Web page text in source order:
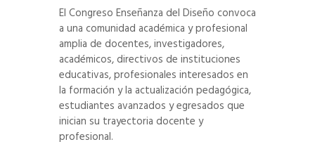
El Congreso Enseñanza del Diseño convoca
a una comunidad académica y profesional
amplia de docentes, investigadores,
académicos, directivos de instituciones
educativas, profesionales interesados en
la formación y la actualización pedagógica,
estudiantes avanzados y egresados que
inician su trayectoria docente y
profesional.